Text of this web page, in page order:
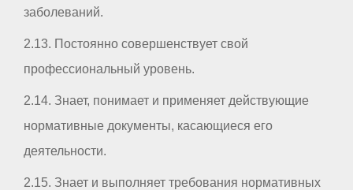
заболеваний.
2.13. Постоянно совершенствует свой
профессиональный уровень.
2.14. Знает, понимает и применяет действующие
нормативные документы, касающиеся его
деятельности.
2.15. Знает и выполняет требования нормативных